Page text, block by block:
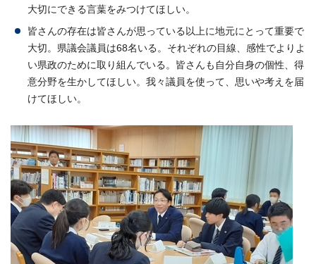
大切にできる言葉をみつけてほしい。
皆さんの存在は皆さんが思っている以上に地元にとって重要で
大切。県議会議員は68名いる。それぞれの目線、感性でよりよ
い県政のために取り組んでいる。皆さんも自分自身の個性、得
意分野を生かしてほしい。我々議員を使って、思いや考えを届
けてほしい。